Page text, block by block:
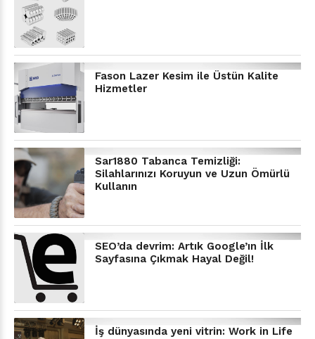
Fason Lazer Kesim ile Üstün Kalite
Hizmetler
Sar1880 Tabanca Temizliği:
Silahlarınızı Koruyun ve Uzun Ömürlü
Kullanın
SEO’da devrim: Artık Google’ın İlk
Sayfasına Çıkmak Hayal Değil!
İş dünyasında yeni vitrin: Work in Life